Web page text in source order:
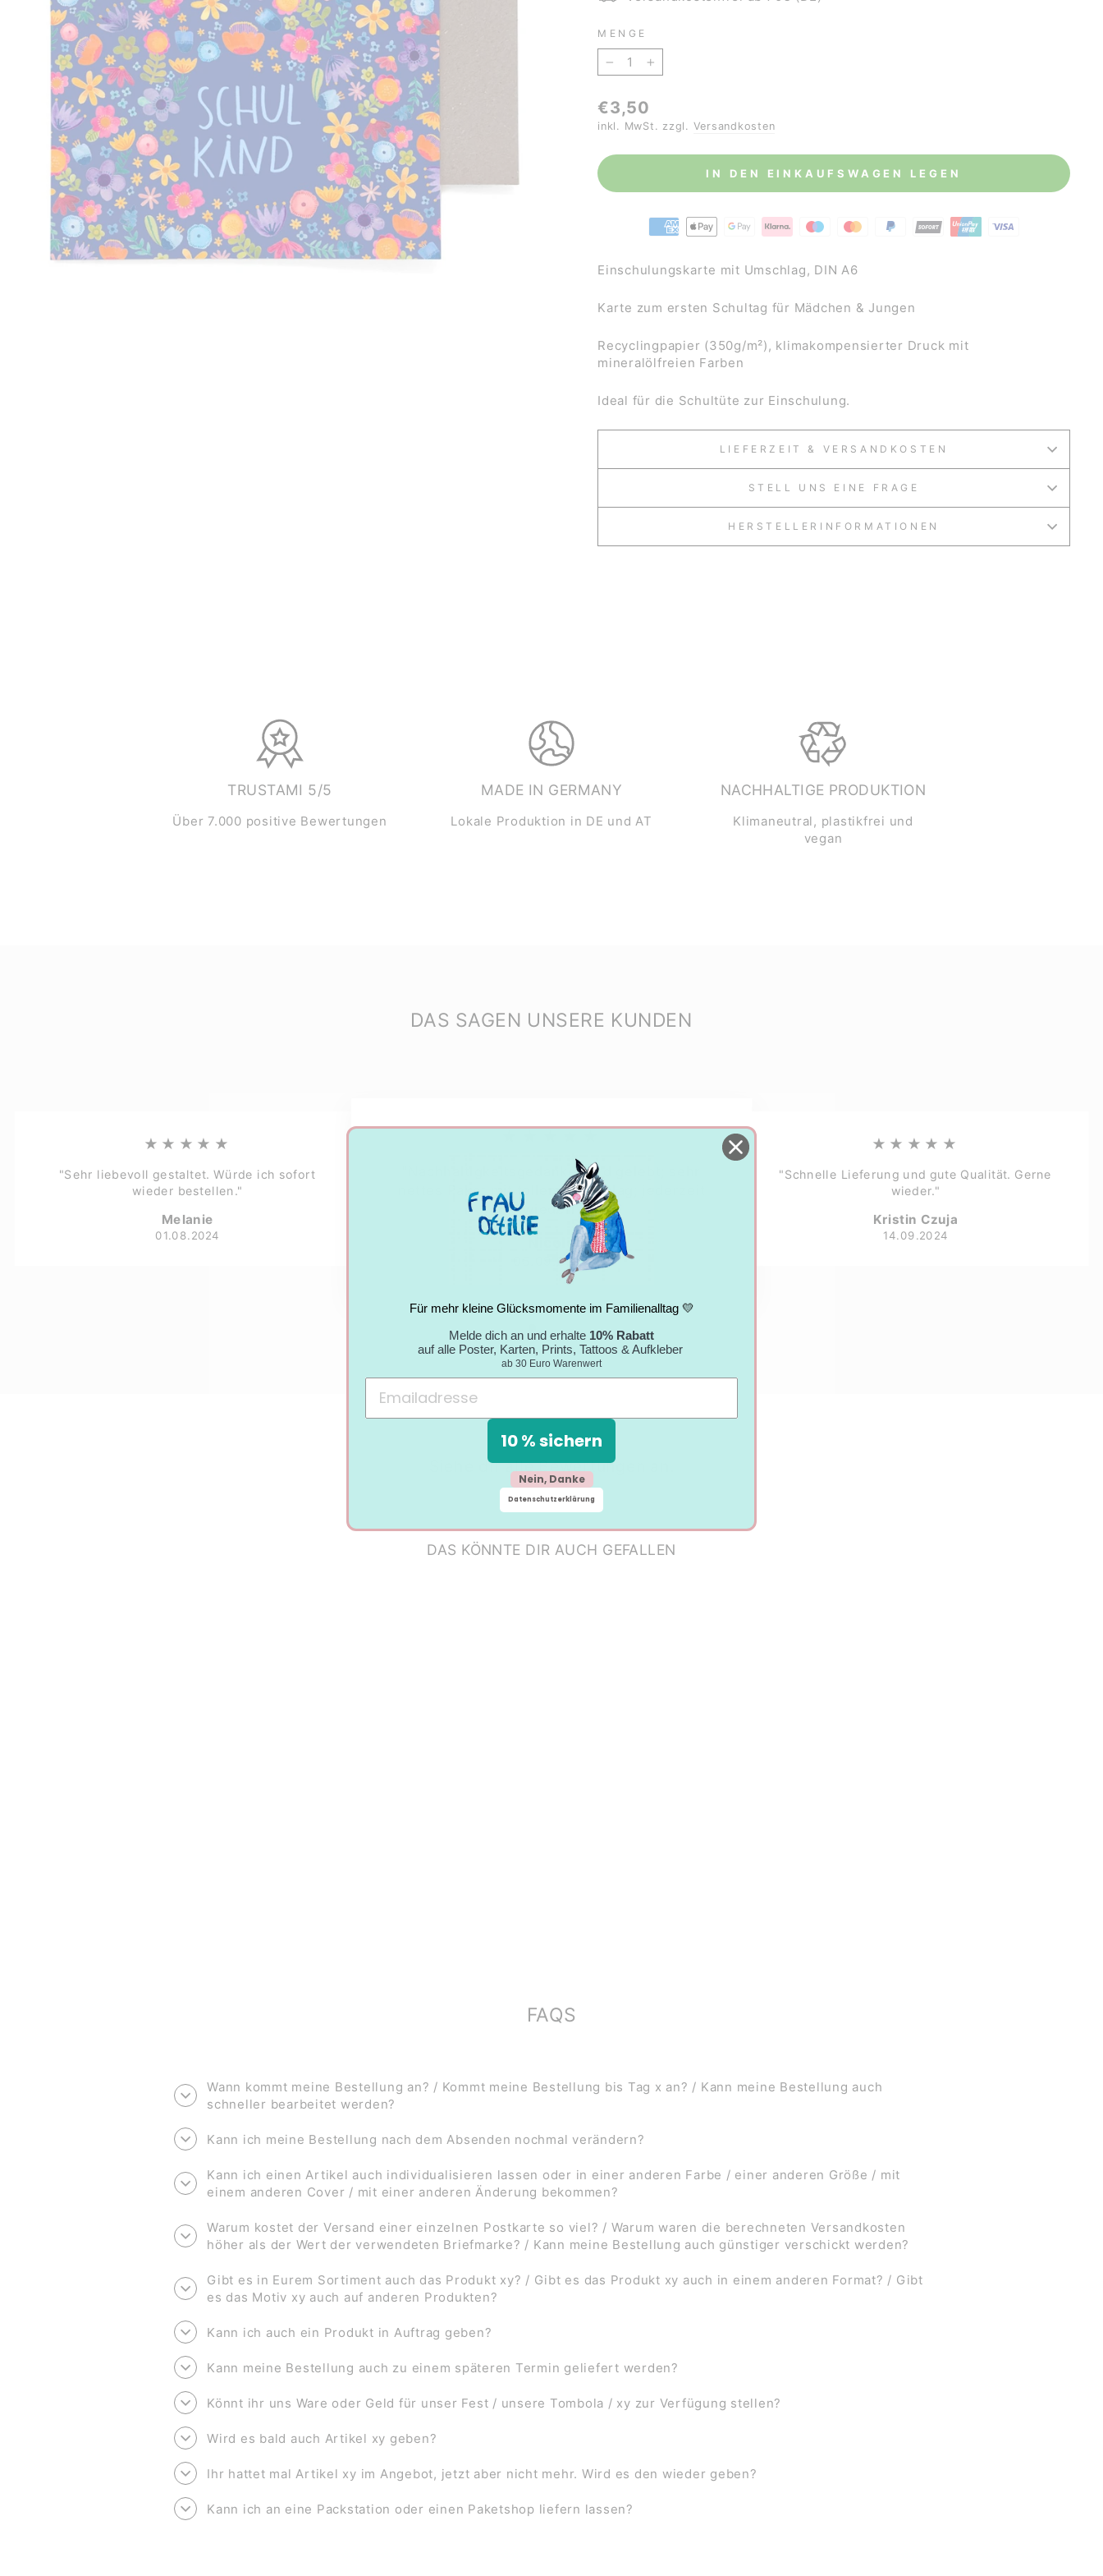
MENGE
− +
Normaler
Preis
€3,50
inkl. MwSt. zzgl. Versandkosten
IN DEN EINKAUFSWAGEN LEGEN
Einschulungskarte mit Umschlag, DIN A6
Karte zum ersten Schultag für Mädchen & Jungen
Recyclingpapier (350g/m²), klimakompensierter Druck mit
mineralölfreien Farben
Ideal für die Schultüte zur Einschulung.
LIEFERZEIT & VERSANDKOSTEN
STELL UNS EINE FRAGE
HERSTELLERINFORMATIONEN
TRUSTAMI 5/5
Über 7.000 positive Bewertungen
MADE IN GERMANY
Lokale Produktion in DE und AT
NACHHALTIGE PRODUKTION
Klimaneutral, plastikfrei und
vegan
DAS SAGEN UNSERE KUNDEN
★★★★★
"Sehr liebevoll gestaltet. Würde ich sofort
wieder bestellen."
Melanie
01.08.2024
"Nachhaltigkeitsgedanke wird gelebt; sehr
nettes Paket mit tollem Umschlag; jederzeit
wieder."
Nicole
05.09.2024
★★★★★
"Schnelle Lieferung und gute Qualität. Gerne
wieder."
Kristin Czuja
14.09.2024
Siehe dir alle Bewertungen an.
DAS KÖNNTE DIR AUCH GEFALLEN
FAQS
Wann kommt meine Bestellung an? / Kommt meine Bestellung bis Tag x an? / Kann meine Bestellung auch
schneller bearbeitet werden?
Kann ich meine Bestellung nach dem Absenden nochmal verändern?
Kann ich einen Artikel auch individualisieren lassen oder in einer anderen Farbe / einer anderen Größe / mit
einem anderen Cover / mit einer anderen Änderung bekommen?
Warum kostet der Versand einer einzelnen Postkarte so viel? / Warum waren die berechneten Versandkosten
höher als der Wert der verwendeten Briefmarke? / Kann meine Bestellung auch günstiger verschickt werden?
Gibt es in Eurem Sortiment auch das Produkt xy? / Gibt es das Produkt xy auch in einem anderen Format? / Gibt
es das Motiv xy auch auf anderen Produkten?
Kann ich auch ein Produkt in Auftrag geben?
Kann meine Bestellung auch zu einem späteren Termin geliefert werden?
Könnt ihr uns Ware oder Geld für unser Fest / unsere Tombola / xy zur Verfügung stellen?
Wird es bald auch Artikel xy geben?
Ihr hattet mal Artikel xy im Angebot, jetzt aber nicht mehr. Wird es den wieder geben?
Kann ich an eine Packstation oder einen Paketshop liefern lassen?
Für mehr kleine Glücksmomente im Familienalltag 💛
Melde dich an und erhalte 10% Rabatt
auf alle Poster, Karten, Prints, Tattoos & Aufkleber
ab 30 Euro Warenwert
10 % sichern
Nein, Danke
Datenschutzerklärung